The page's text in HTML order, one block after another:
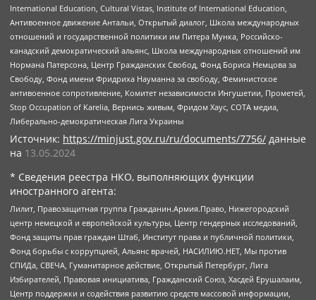
International Education, Cultural Vistas, Institute of International Education,
Антивоенное движение Антальи, Открытый диалог, Школа международных
отношений и государственной политики им Питера Мунка, Российско-
канадский демократический альянс, Школа международных отношений им
Нормана Патерсона, Центр Гражданских Свобод, Фонд Бориса Немцова за
Свободу, Фонд имени Фридриха Науманна за свободу, Феминистское
антивоенное сопротивление, Комитет независимости Ингушетии, Прометей,
Stop Occupation of Karelia, Вернись живым, Фридом Хаус, СОТА медиа,
Либерально-демократическая Лига Украины
Источник: https://minjust.gov.ru/ru/documents/7756/ данные
на 13.05.2024
* Сведения реестра НКО, выполняющих функции
иностранного агента:
Лилит, Правозащитная группа Гражданин.Армия.Право, Нижегородский
центр немецкой и европейской культуры, Центр гендерных исследований,
Фонд защиты прав граждан Штаб, Институт права и публичной политики,
Фонд борьбы с коррупцией, Альянс врачей, НАСИЛИЮ.НЕТ, Мы против
СПИДа, СВЕЧА, Гуманитарное действие, Открытый Петербург, Лига
Избирателей, Правовая инициатива, Гражданский Союз, Хасдей Ерушалаим,
Центр поддержки и содействия развитию средств массовой информации,